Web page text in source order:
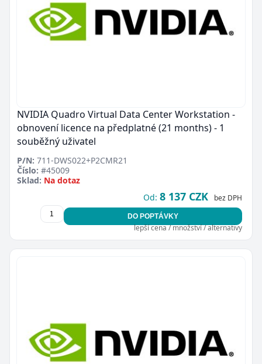
NVIDIA Quadro Virtual Data Center Workstation -
obnovení licence na předplatné (21 months) - 1
souběžný uživatel
P/N: 711-DWS022+P2CMR21
Číslo: #45009
Sklad: Na dotaz
Od: 8 137 CZK bez DPH
DO POPTÁVKY
lepší cena / množství / alternativy